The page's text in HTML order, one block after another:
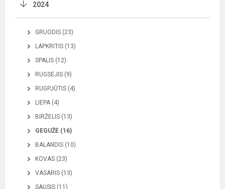
2024
GRUODIS (23)
LAPKRITIS (13)
SPALIS (12)
RUGSĖJIS (9)
RUGPJŪTIS (4)
LIEPA (4)
BIRŽELIS (13)
GEGUŽĖ (16)
BALANDIS (10)
KOVAS (23)
VASARIS (13)
SAUSIS (11)